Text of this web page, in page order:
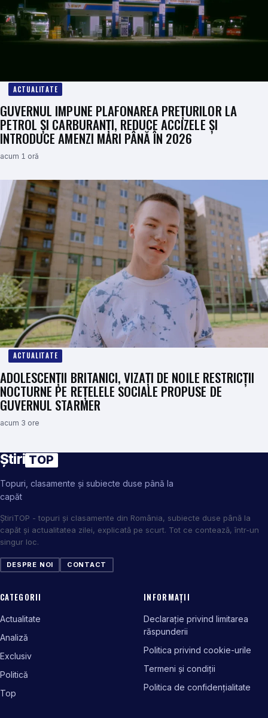
ACTUALITATE
GUVERNUL IMPUNE PLAFONAREA PREȚURILOR LA
PETROL ȘI CARBURANȚI, REDUCE ACCIZELE ȘI
INTRODUCE AMENZI MARI PÂNĂ ÎN 2026
acum 1 oră
ACTUALITATE
ADOLESCENȚII BRITANICI, VIZAȚI DE NOILE RESTRICȚII
NOCTURNE PE REȚELELE SOCIALE PROPUSE DE
GUVERNUL STARMER
acum 3 ore
Știri TOP
Topuri, clasamente și subiecte duse până la
capăt
ȘtiriTOP - topuri și clasamente din România, subiecte duse până la
capăt și actualitatea zilei, explicată pe scurt. Tot ce contează, într-un
singur loc.
DESPRE NOI CONTACT
CATEGORII
Actualitate
Analiză
Exclusiv
Politică
Top
INFORMAȚII
Declarație privind limitarea
răspunderii
Politica privind cookie-urile
Termeni și condiții
Politica de confidențialitate